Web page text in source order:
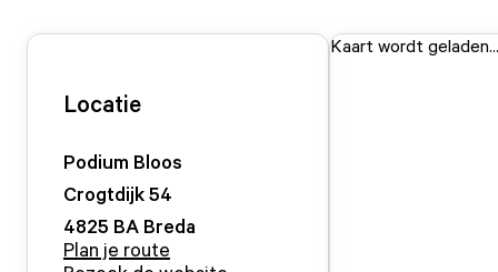
Locatie
Podium Bloos
Crogtdijk54
4825 BA Breda
Plan je route
Kaart wordt geladen...